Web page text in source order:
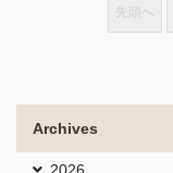
先頭へ
Archives